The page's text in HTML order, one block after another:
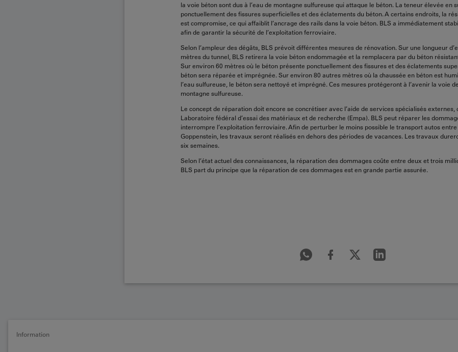
la voie béton sont dus à l’eau de montagne sulfureuse qui attaque le béton. La teneur élevée en
ponctuellement des fissures superficielles et des éclatements du béton. A certains endroits, la
est compromise, ce qui affaiblit l’ancrage des rails dans la voie béton. BLS a immédiatement
afin de garantir la sécurité de l’exploitation ferroviaire.
Selon l’ampleur des dégâts, BLS prévoit différentes mesures de rénovation. Sur une longueur
mètres du tunnel, BLS retirera la voie béton endommagée et la remplacera par du béton
Sur environ 60 mètres où le béton présente ponctuellement des fissures et des éclatements
béton sera réparée et imprégnée. Sur environ 80 autres mètres où la chaussée en béton est
l’eau sulfureuse, le béton sera nettoyé et imprégné. Ces mesures protégeront à l’avenir la voie
montagne sulfureuse.
Le concept de réparation doit encore se concrétiser avec l’aide de services spécialisés externes,
Laboratoire fédéral d’essai des matériaux et de recherche (Empa). BLS peut réparer les
interrompre l’exploitation ferroviaire. Afin de perturber le moins possible le transport autos
Goppenstein, les travaux seront réalisés en dehors des périodes de vacances. Les travaux
six semaines.
Selon l’état actuel des connaissances, la réparation des dommages coûte entre deux et trois
BLS part du principe que la réparation de ces dommages est en grande partie assurée.
Information